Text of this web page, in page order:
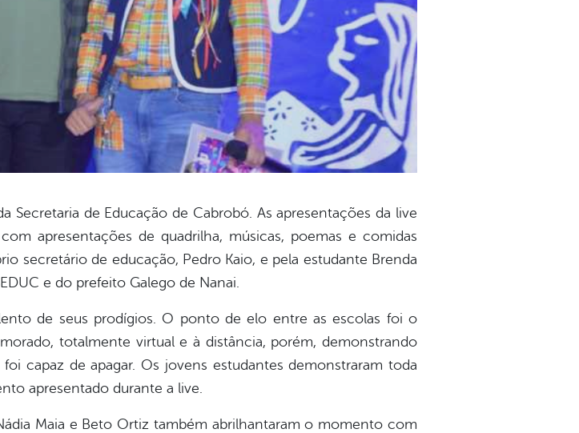
Secretaria de Educação de Cabrobó. As apresentações da live
apresentações de quadrilha, músicas, poemas e comidas
secretário de educação, Pedro Kaio, e pela estudante Brenda
e do prefeito Galego de Nanai.
de seus prodígios. O ponto de elo entre as escolas foi o
totalmente virtual e à distância, porém, demonstrando
capaz de apagar. Os jovens estudantes demonstraram toda
apresentado durante a live.
Maia e Beto Ortiz também abrilhantaram o momento com